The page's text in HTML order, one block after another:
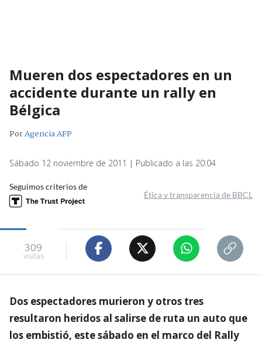
Mueren dos espectadores en un
accidente durante un rally en
Bélgica
PorAgencia AFP
Sábado 12 noviembre de 2011 | Publicado a las 20:04
Seguimos criterios de
Ética y transparencia de BBCL
309
visitas
Dos espectadores murieron y otros tres
resultaron heridos al salirse de ruta un auto que
los embistió, este sábado en el marco del Rally